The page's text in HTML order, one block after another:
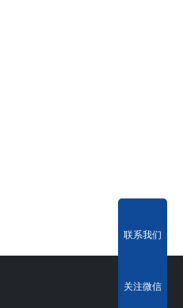
联系我们
关注微信